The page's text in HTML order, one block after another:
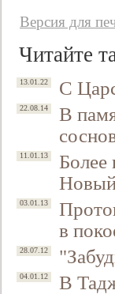
Версия для
Читайте
13.01.22 С
22.08.14
В
11.01.13
Более
03.01.13
в
28.07.12
04.01.12 В